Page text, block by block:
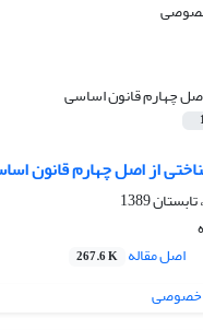
چهارم قانون اساسی
از اصل چهارم قانون
اصل مقاله 267.6 K